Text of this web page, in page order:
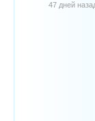
47 дней